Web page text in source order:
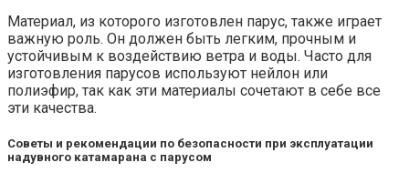
Материал, из которого изготовлен парус, также играет
важную роль. Он должен быть легким, прочным и
устойчивым к воздействию ветра и воды. Часто для
изготовления парусов используют нейлон или
полиэфир, так как эти материалы сочетают в себе все
эти качества.
Советы и рекомендации по безопасности при эксплуатации
надувного катамарана с парусом